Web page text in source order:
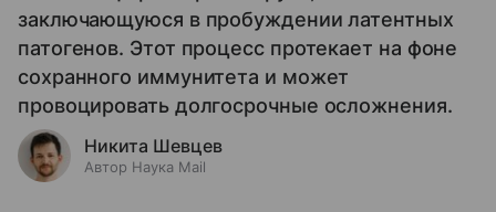
заключающуюся в пробуждении латентных
патогенов. Этот процесс протекает на фоне
сохранного иммунитета и может
провоцировать долгосрочные осложнения.
Никита Шевцев
Автор Наука Mail